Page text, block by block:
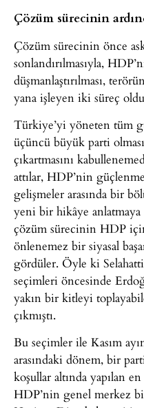
Çözüm sürecinin
Çözüm sürecinin önce
sonlandırılmasıyla,
düşmanlaştırılması,
yana işleyen iki süreç
Türkiye’yi yöneten tüm
üçüncü büyük parti
çıkartmasını
attılar, HDP’nin
gelişmeler arasında bir
yeni bir hikâye anlatmaya
çözüm sürecinin HDP
önlenemez bir siyasal
gördüler. Öyle ki
seçimleri öncesinde
yakın bir kitleyi
çıkmıştı.
Bu seçimler ile Kasım
arasındaki dönem, bir
koşullar altında yapılan en
HDP’nin genel merkez